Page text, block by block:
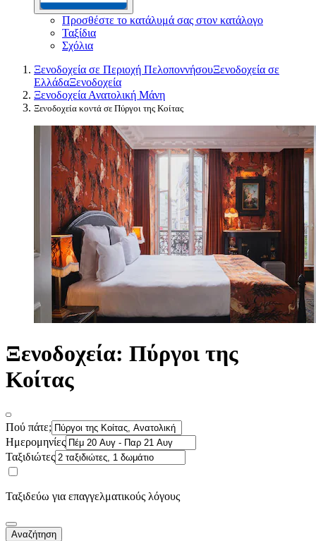
Προσθέστε το κατάλυμά σας στον κατάλογο
Ταξίδια
Σχόλια
Ξενοδοχεία σε Περιοχή ΠελοποννήσουΞενοδοχεία σε
ΕλλάδαΞενοδοχεία
Ξενοδοχεία Ανατολική Μάνη
Ξενοδοχεία κοντά σε Πύργοι της Κοίτας
Ξενοδοχεία: Πύργοι της
Κοίτας
Πού πάτε;
Ημερομηνίες
Ταξιδιώτες
Ταξιδεύω για επαγγελματικούς λόγους
Αναζήτηση